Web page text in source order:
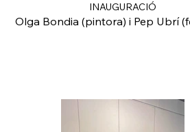
INAUGURACIÓ
Olga Bondia (pintora) i Pep Ubrí